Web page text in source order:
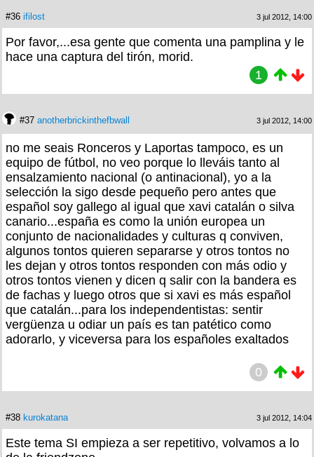
#36 ifilost 3 jul 2012, 14:00
Por favor,...esa gente que comenta una pamplina y le
hace una captura del tirón, morid.
1
#37 anotherbrickinthefbwall 3 jul 2012, 14:00
no me seais Ronceros y Laportas tampoco, es un
equipo de fútbol, no veo porque lo lleváis tanto al
ensalzamiento nacional (o antinacional), yo a la
selección la sigo desde pequeño pero antes que
español soy gallego al igual que xavi catalán o silva
canario...españa es como la unión europea un
conjunto de nacionalidades y culturas q conviven,
algunos tontos quieren separarse y otros tontos no
les dejan y otros tontos responden con más odio y
otros tontos vienen y dicen q salir con la bandera es
de fachas y luego otros que si xavi es más español
que catalán...para los independentistas: sentir
vergüenza u odiar un país es tan patético como
adorarlo, y viceversa para los españoles exaltados
0
#38 kurokatana 3 jul 2012, 14:04
Este tema SI empieza a ser repetitivo, volvamos a lo